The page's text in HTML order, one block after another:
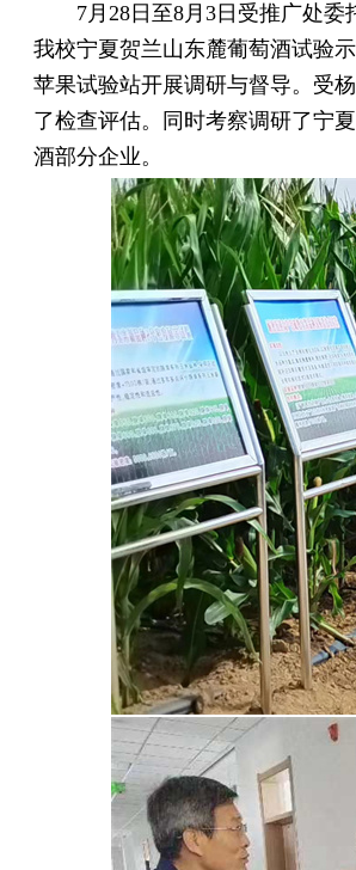
7月28日至8月3日受推广处委
我校宁夏贺兰山东麓葡萄酒试验
苹果试验站开展调研与督导。受
了检查评估。同时考察调研了宁
酒部分企业。